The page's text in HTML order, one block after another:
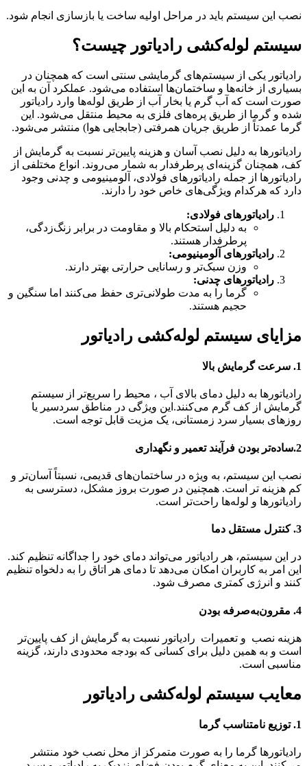
نصب این سیستم باید در مراحل اولیه ساخت یا بازسازی انجام شود.
سیستم لوله‌کشی رادیاتور چیست؟
رادیاتور یکی از سیستم‌های گرمایشی سنتی است که همچنان در
بسیاری از خانه‌ها و ساختمان‌ها استفاده می‌شود. عملکرد آن به این
صورت است که آب گرم یا بخار آب از طریق لوله‌ها وارد رادیاتور
شده و گرما از طریق پره‌های فلزی به محیط منتقل می‌شود. این
گرما عمدتاً از طریق جریان همرفتی (جابجایی هوا) منتشر می‌شود.
رادیاتورها به دلیل نصب آسان و هزینه پایین‌تر نسبت به گرمایش از
کف، همچنان گزینه‌ای پرطرفدار به شمار می‌روند. انواع مختلفی از
رادیاتورها از جمله رادیاتورهای فولادی، آلومینیومی و چدنی وجود
دارد که هرکدام ویژگی‌های خاص خود را دارند.
رادیاتورهای فولادی:
به دلیل استحکام بالا و مقاومت در برابر زنگ‌زدگی،
پرطرفدار هستند.
رادیاتورهای آلومینیومی:
وزن سبک‌تر و رسانایی حرارتی بهتر دارند.
رادیاتورهای چدنی:
گرما را به مدت طولانی‌تری حفظ می‌کنند اما سنگین و
حجیم هستند.
مزایای سیستم لوله‌کشی رادیاتور
1. سرعت گرمایش بالا
رادیاتورها به دلیل دمای بالای آب ، محیط را سریع‌تر از سیستم
گرمایش از کف گرم می‌کنند.این ویژگی در مناطق سردسیر یا
روزهای بسیار سرد زمستانی، یک مزیت قابل توجه است.
2.ساده‌تر بودن فرآیند تعمیر و نگهداری
نصب این سیستم، به ویژه در ساختمان‌های قدیمی، نسبتاً آسان‌تر و
کم هزینه تر است. همچنین در صورت بروز مشکل، دسترسی به
رادیاتورها و لوله‌ها راحت‌تر است.
3. کنترل مستقل دما
در این سیستم، هر رادیاتور می‌تواند دمای خود را جداگانه تنظیم کند.
این امر به کاربران امکان می‌دهد تا دمای هر اتاق را به دلخواه تنظیم
کنند و انرژی کمتری مصرف شود.
4. مقرون‌به‌صرفه بودن
هزینه نصب و تعمیرات رادیاتور نسبت به گرمایش از کف پایین‌تر
است و به همین دلیل برای کسانی که بودجه محدودی دارند، گزینه
مناسبی است.
معایب سیستم لوله‌کشی رادیاتور
1. توزیع نامتناسب گرما
رادیاتورها گرما را به صورت متمرکز از محل نصب خود منتشر